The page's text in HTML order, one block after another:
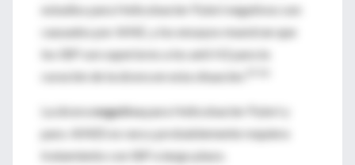
estudios para Helicobacter Pylori negativos son
causados por AINE, y los ensayos muestran que
los IBP son superiores a los anti H2 para la
curación de la úlcera en esta situación.
La úlceranegativapara Helicobacter Pylori y
para AINES es rara y probablemente requiera
tratamiento con IBP a largo plazo.